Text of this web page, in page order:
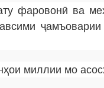
фаровонӣ ва
миллии мо